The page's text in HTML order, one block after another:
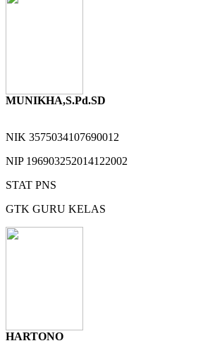
MUNIKHA,S.Pd.SD
NIK 3575034107690012
NIP 196903252014122002
STAT PNS
GTK GURU KELAS
HARTONO